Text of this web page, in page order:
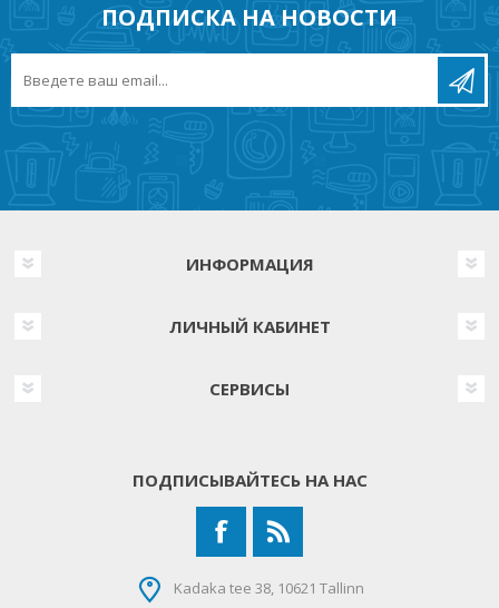
ПОДПИСКА НА НОВОСТИ
ИНФОРМАЦИЯ
ЛИЧНЫЙ КАБИНЕТ
СЕРВИСЫ
ПОДПИСЫВАЙТЕСЬ НА НАС
Kadaka tee 38, 10621 Tallinn